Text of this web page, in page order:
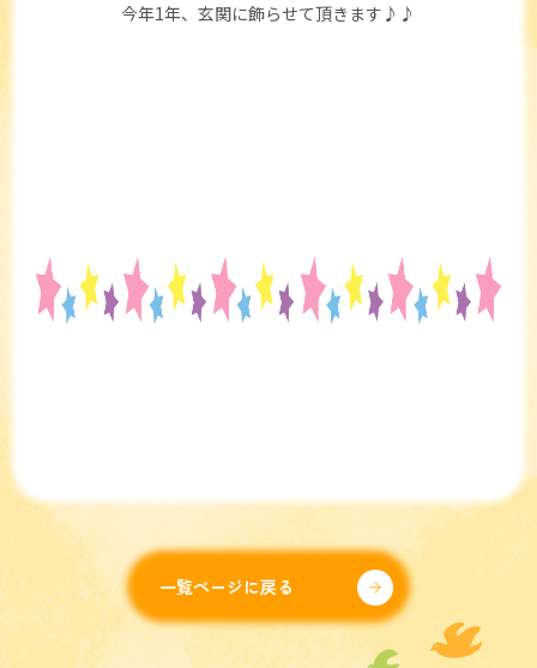
今年1年、玄関に飾らせて頂きます♪♪
一覧ページに戻る